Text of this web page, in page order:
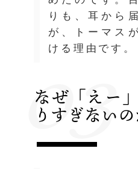
りも、耳から
が、トーマス
ける理由です。
なぜ「えー
りすぎない
03